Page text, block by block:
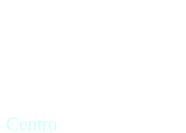
Centro